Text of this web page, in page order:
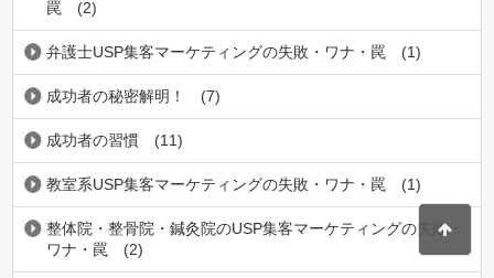
罠
(2)
弁護士USP集客マーケティングの失敗・ワナ・罠 (1)
成功者の秘密解明！ (7)
成功者の習慣 (11)
教室系USP集客マーケティングの失敗・ワナ・罠 (1)
整体院・整骨院・鍼灸院のUSP集客マーケティングの失敗・
ワナ・罠
(2)